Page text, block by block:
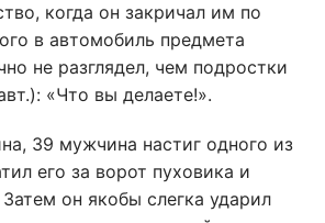
когда он закричал им по
в автомобиль предмета
не разглядел, чем подростки
«Что вы делаете!».
39 мужчина настиг одного из
его за ворот пуховика и
Затем он якобы слегка ударил